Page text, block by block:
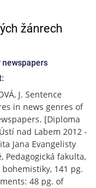
žánrech
newspapers
J. Sentence
in news genres of
[Diploma
nad Labem 2012 -
Jana Evangelisty
Pedagogická fakulta,
141 pg.
48 pg. of